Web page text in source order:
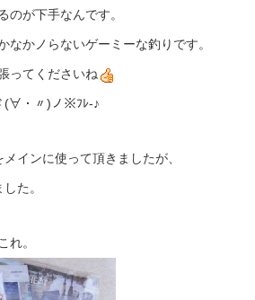
のが下手なんです。
なかノらないゲーミーな釣りです。
ってくださいね
・〃)ノ※ﾌﾚ-♪
インに使って頂きましたが、
た。
れ。